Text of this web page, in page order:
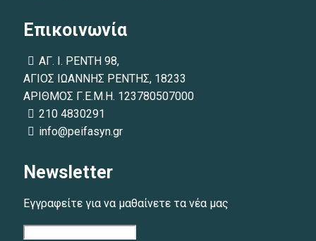
Επικοινωνία
ΑΓ. Ι. ΡΕΝΤΗ 98,
ΑΓΙΟΣ ΙΩΑΝΝΗΣ ΡΕΝΤΗΣ, 18233
ΑΡΙΘΜΟΣ Γ.Ε.Μ.Η. 123780507000
210 4830291
info@peifasyn.gr
Newsletter
Εγγραφείτε για να μαθαίνετε τα νέα μας